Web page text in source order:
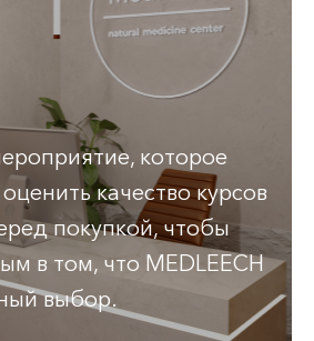
которое
качество курсов
покупкой, чтобы
в том, что MEDLEECH
выбор.